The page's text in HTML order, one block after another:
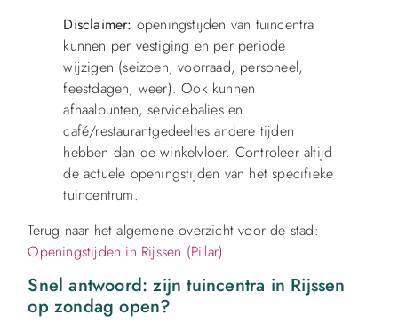
Disclaimer: openingstijden van tuincentra
kunnen per vestiging en per periode
wijzigen (seizoen, voorraad, personeel,
feestdagen, weer). Ook kunnen
afhaalpunten, servicebalies en
café/restaurantgedeeltes andere tijden
hebben dan de winkelvloer. Controleer altijd
de actuele openingstijden van het specifieke
tuincentrum.
Terug naar het algemene overzicht voor de stad:
Openingstijden in Rijssen (Pillar)
Snel antwoord: zijn tuincentra in Rijssen
op zondag open?